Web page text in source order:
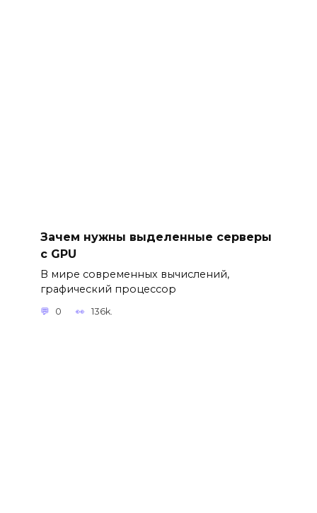
Зачем нужны выделенные серверы
с GPU
В мире современных вычислений,
графический процессор
0 136k.